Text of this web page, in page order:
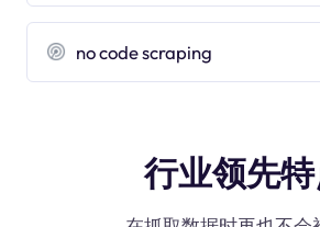
no code scraping
行业领先